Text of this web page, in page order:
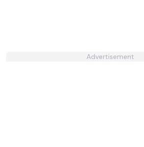
Advertisement